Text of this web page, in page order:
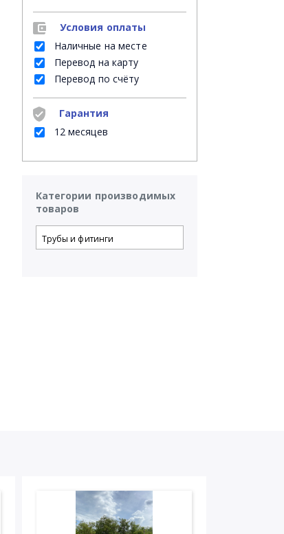
Условия оплаты
Наличные на месте
Перевод на карту
Перевод по счёту
Гарантия
12 месяцев
Категории производимых
товаров
Трубы и фитинги